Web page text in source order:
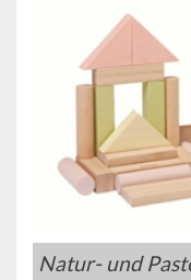
Natur- und